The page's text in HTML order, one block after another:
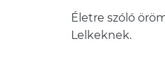
Életre szóló
Lelkeknek.